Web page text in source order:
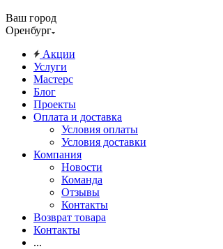
Ваш город
Оренбург
Акции
Услуги
Мастерс
Блог
Проекты
Оплата и доставка
Условия оплаты
Условия доставки
Компания
Новости
Команда
Отзывы
Контакты
Возврат товара
Контакты
...